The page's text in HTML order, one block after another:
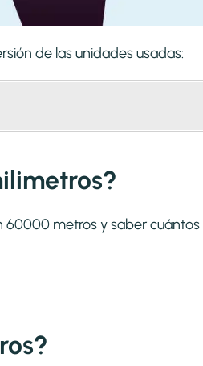
de las unidades usadas:
60000 metros y saber cuántos